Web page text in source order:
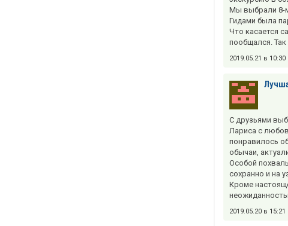
Мы выбрали 8-
Гидами была
Что касается
пообщался.
2019.05.21 в
С друзьями
Лариса с
понравилось
обычаи,
Особой
сохранно и на
Кроме
2019.05.20 в